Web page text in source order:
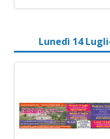
Lunedì 14